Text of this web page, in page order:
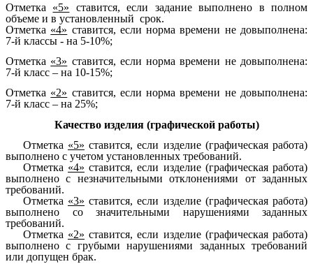
Отметка «5» ставится, если задание выполнено в полном
объеме и в установленный срок.
Отметка «4» ставится, если норма времени не довыполнена:
7-й классы - на 5-10%;
Отметка «3» ставится, если норма времени не довыполнена:
7-й класс – на 10-15%;
Отметка «2» ставится, если норма времени не довыполнена:
7-й класс – на 25%;
Качество изделия (графической работы)
Отметка «5» ставится, если изделие (графическая работа)
выполнено с учетом установленных требований.
Отметка «4» ставится, если изделие (графическая работа)
выполнено с незначительными отклонениями от заданных
требований.
Отметка «3» ставится, если изделие (графическая работа)
выполнено со значительными нарушениями заданных
требований.
Отметка «2» ставится, если изделие (графическая работа)
выполнено с грубыми нарушениями заданных требований
или допущен брак.